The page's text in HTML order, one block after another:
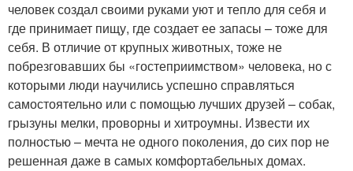
человек создал своими руками уют и тепло для себя и
где принимает пищу, где создает ее запасы – тоже для
себя. В отличие от крупных животных, тоже не
побрезговавших бы «гостеприимством» человека, но с
которыми люди научились успешно справляться
самостоятельно или с помощью лучших друзей – собак,
грызуны мелки, проворны и хитроумны. Извести их
полностью – мечта не одного поколения, до сих пор не
решенная даже в самых комфортабельных домах.